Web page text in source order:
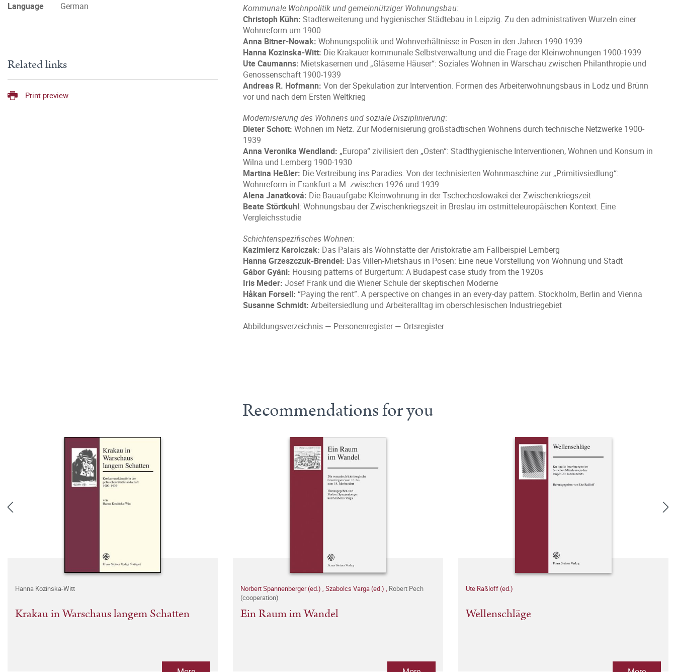
Kommunale Wohnpolitik und gemeinnütziger Wohnungsbau:
Christoph Kühn: Stadterweiterung und hygienischer Städtebau in Leipzig. Zu den administrativen Wurzeln einer
Wohnreform um 1900
Anna Bitner-Nowak: Wohnungspolitik und Wohnverhältnisse in Posen in den Jahren 1990-1939
Hanna Kozinska-Witt: Die Krakauer kommunale Selbstverwaltung und die Frage der Kleinwohnungen 1900-1939
Ute Caumanns: Mietskasernen und „Gläserne Häuser“: Soziales Wohnen in Warschau zwischen Philanthropie und
Genossenschaft 1900-1939
Andreas R. Hofmann: Von der Spekulation zur Intervention. Formen des Arbeiterwohnungsbaus in Lodz und Brünn
vor und nach dem Ersten Weltkrieg
Modernisierung des Wohnens und soziale Disziplinierung:
Dieter Schott: Wohnen im Netz. Zur Modernisierung großstädtischen Wohnens durch technische Netzwerke 1900-
1939
Anna Veronika Wendland: „Europa“ zivilisiert den „Osten“: Stadthygienische Interventionen, Wohnen und Konsum in
Wilna und Lemberg 1900-1930
Martina Heßler: Die Vertreibung ins Paradies. Von der technisierten Wohnmaschine zur „Primitivsiedlung“:
Wohnreform in Frankfurt a.M. zwischen 1926 und 1939
Alena Janatková: Die Bauaufgabe Kleinwohnung in der Tschechoslowakei der Zwischenkriegszeit
Beate Störtkuhl: Wohnungsbau der Zwischenkriegszeit in Breslau im ostmitteleuropäischen Kontext. Eine
Vergleichsstudie
Schichtenspezifisches Wohnen:
Kazimierz Karolczak: Das Palais als Wohnstätte der Aristokratie am Fallbeispiel Lemberg
Hanna Grzeszczuk-Brendel: Das Villen-Mietshaus in Posen: Eine neue Vorstellung von Wohnung und Stadt
Gábor Gyáni: Housing patterns of Bürgertum: A Budapest case study from the 1920s
Iris Meder: Josef Frank und die Wiener Schule der skeptischen Moderne
Håkan Forsell: “Paying the rent”. A perspective on changes in an every-day pattern. Stockholm, Berlin and Vienna
Susanne Schmidt: Arbeitersiedlung und Arbeiteralltag im oberschlesischen Industriegebiet
Abbildungsverzeichnis — Personenregister — Ortsregister
Language
German
Related links
Print preview
Recommendations for you
Hanna Kozinska-Witt
Krakau in Warschaus langem Schatten
Norbert Spannenberger (ed.) , Szabolcs Varga (ed.) , Robert Pech
(cooperation)
Ein Raum im Wandel
Ute Raßloff (ed.)
Wellenschläge